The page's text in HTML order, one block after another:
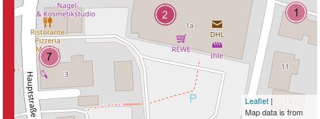
Leaflet|
Map data is from